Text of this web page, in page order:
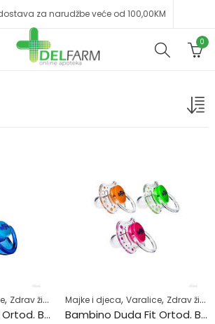
za narudžbe veće od 100,00KM
0
, Zdrav život
Bambino Duda Fit Ortod. Br. 1
Majke i djeca, Varalice, Zdrav život
Bambino Duda Fit Ortod. Br. 2